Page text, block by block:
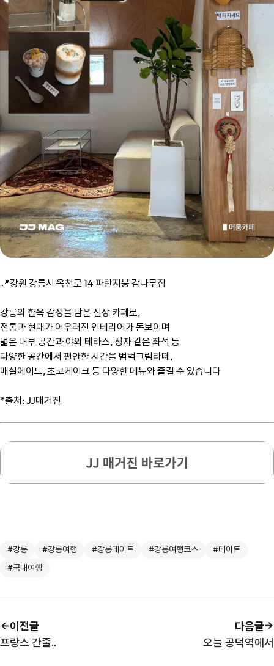
📍강원 강릉시 옥천로 14 파란지붕 감나무집
강릉의 한옥 감성을 담은 신상 카페로,
전통과 현대가 어우러진 인테리어가 돋보이며
넓은 내부 공간과 야외 테라스, 정자 같은 좌석 등
다양한 공간에서 편안한 시간을 범벅크림라떼,
매실에이드, 초코케이크 등 다양한 메뉴와 즐길 수 있습니다
*출처: JJ매거진
#강릉 #강릉여행 #강릉데이트 #강릉여행코스
#데이트
#국내여행
이전글
프랑스 간줄..
오늘 공덕역에서
다음글